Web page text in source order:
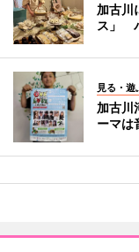
加古川
ス」
見る・遊
加古川
ーマは